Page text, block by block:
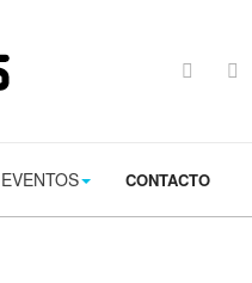
EVENTOS CONTACTO